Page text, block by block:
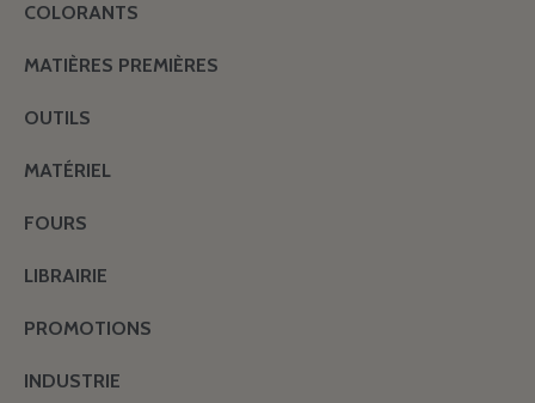
COLORANTS
MATIÈRES PREMIÈRES
OUTILS
MATÉRIEL
FOURS
LIBRAIRIE
PROMOTIONS
INDUSTRIE